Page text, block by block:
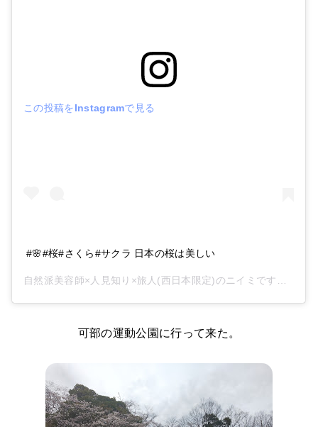
この投稿をInstagramで見る
#🌸#桜#さくら#サクラ 日本の桜は美しい
自然派美容師×人見知り×旅人(西日本限定)のニイミです。
可部の運動公園に行って来た。